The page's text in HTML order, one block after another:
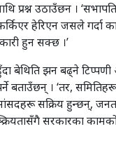
प्रश्न उठाउँछन ।
हेरिएन जसले
हुन सक्छ ।’
बेथिति झन बढ्ने
बताउँछन् । ‘तर,
सक्रिय हुन्छन्,
सरकारका